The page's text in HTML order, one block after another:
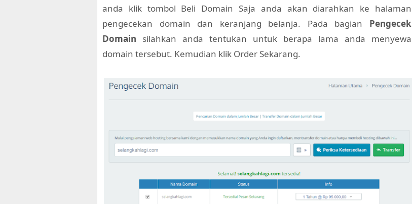
anda klik tombol Beli Domain Saja anda akan diarahkan ke halaman
pengecekan domain dan keranjang belanja. Pada bagian Pengecek
Domain silahkan anda tentukan untuk berapa lama anda menyewa
domain tersebut. Kemudian klik Order Sekarang.